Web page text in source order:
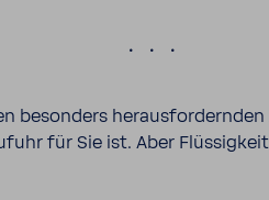
.
beson­ders
für Sie ist. Aber